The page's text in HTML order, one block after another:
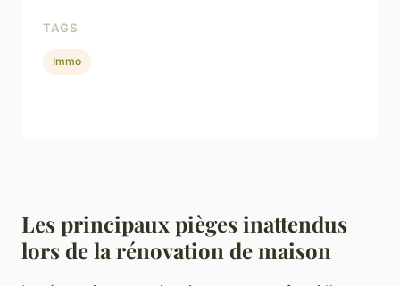
Les principaux pièges inattendus
lors de la rénovation de maison
TAGS
Immo